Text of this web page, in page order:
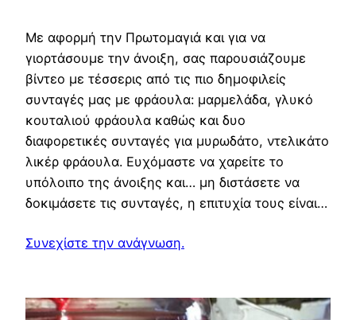
Με αφορμή την Πρωτομαγιά και για να
γιορτάσουμε την άνοιξη, σας παρουσιάζουμε
βίντεο με τέσσερις από τις πιο δημοφιλείς
συνταγές μας με φράουλα: μαρμελάδα, γλυκό
κουταλιού φράουλα καθώς και δυο
διαφορετικές συνταγές για μυρωδάτο, ντελικάτο
λικέρ φράουλα. Ευχόμαστε να χαρείτε το
υπόλοιπο της άνοιξης και… μη διστάσετε να
δοκιμάσετε τις συνταγές, η επιτυχία τους είναι…
Συνεχίστε την ανάγνωση.